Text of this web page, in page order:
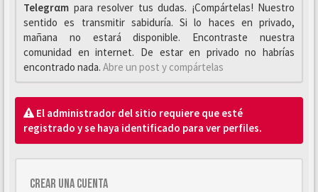
Telegrαm para resolver tus dudas. ¡Compártelas! Nuestro
sentido es transmitir sabiduría. Si lo haces en privado,
mañana no estará disponible. Encontraste nuestra
comunidad en internet. De estar en privado no habrías
encontrado nada. Abre un post y compártelas
El administrador del sitio requiere que esté
registrado y se haya identificado para ver perfiles.
Crear una cuenta